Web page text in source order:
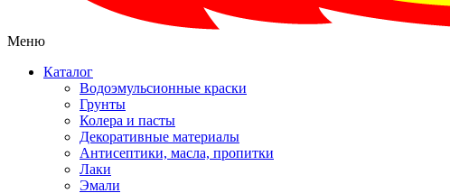
Меню
Каталог
Водоэмульсионные краски
Грунты
Колера и пасты
Декоративные материалы
Антисептики, масла, пропитки
Лаки
Эмали